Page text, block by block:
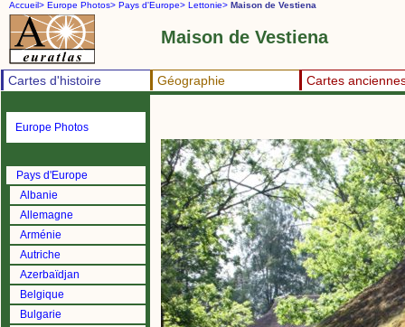
Accueil> Europe Photos> Pays d'Europe> Lettonie> Maison de Vestiena
Maison de Vestiena
Cartes d'histoire Géographie Cartes
Europe Photos
Pays d'Europe
Albanie
Allemagne
Arménie
Autriche
Azerbaïdjan
Belgique
Bulgarie